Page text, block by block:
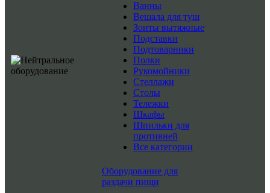
Ванны
Вешала для туш
Зонты вытяжные
Подставки
Подтоварники
Полки
Рукомойники
Стеллажи
Столы
Тележки
Шкафы
Шпильки для
противней
Все категории
Оборудование для
раздачи пищи